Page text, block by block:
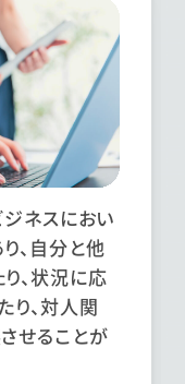
ネスにおい
、自分と他
、状況に応
り、対人関
せることが